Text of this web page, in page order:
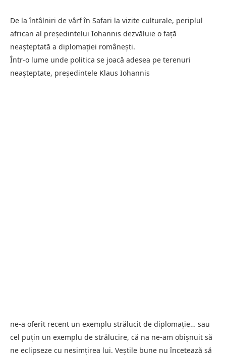
De la întâlniri de vârf în Safari la vizite culturale, periplul
african al președintelui Iohannis dezvăluie o față
neașteptată a diplomației românești.
Într-o lume unde politica se joacă adesea pe terenuri
neașteptate, președintele Klaus Iohannis
ne-a oferit recent un exemplu strălucit de diplomație… sau
cel puțin un exemplu de strălucire, că na ne-am obișnuit să
ne eclipseze cu nesimțirea lui. Veștile bune nu încetează să